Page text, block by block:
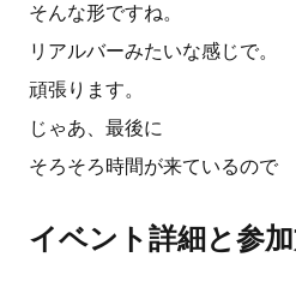
そんな形ですね。
リアルバーみたいな感じで。
頑張ります。
じゃあ、最後に
そろそろ時間が来ているので
イベント詳細と参